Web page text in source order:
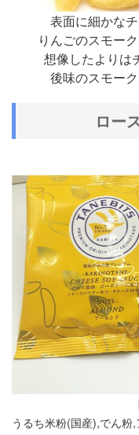
表面に細かな
りんごのスモー
想像したよりは
後味のスモー
ロー
うるち米粉(国産),でん粉